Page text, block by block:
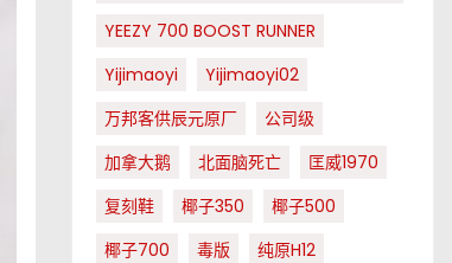
YEEZY 700 BOOST RUNNER
Yijimaoyi
Yijimaoyi02
万邦客供辰元原厂
公司级
加拿大鹅
北面脑死亡
匡威1970
复刻鞋
椰子350
椰子500
椰子700
毒版
纯原H12